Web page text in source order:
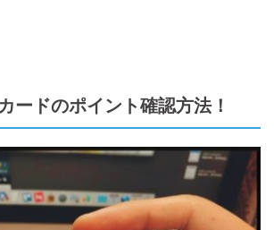
ードのポイント確認方法！